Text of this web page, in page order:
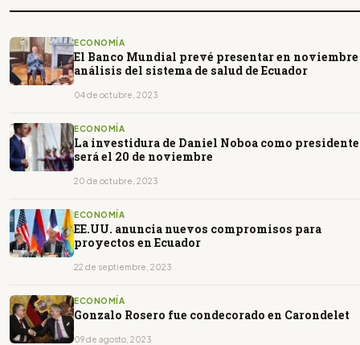
ECONOMÍA
El Banco Mundial prevé presentar en noviembre
análisis del sistema de salud de Ecuador
04 de octubre, 2023
ECONOMÍA
La investidura de Daniel Noboa como presidente
será el 20 de noviembre
20 de octubre, 2023
ECONOMÍA
EE.UU. anuncia nuevos compromisos para
proyectos en Ecuador
22 de septiembre, 2023
ECONOMÍA
Gonzalo Rosero fue condecorado en Carondelet
09 de agosto, 2023